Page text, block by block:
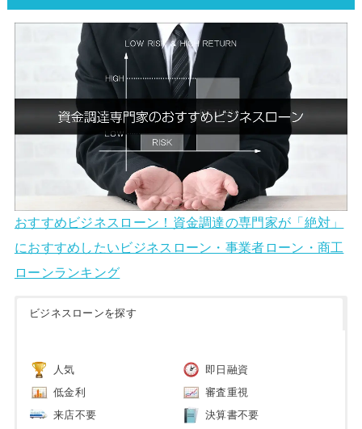
おすすめビジネスローン！資金調達の専門家が「絶対」
におすすめしたいビジネスローン・事業者ローン・商工
ローンランキング
ビジネスローンを探す
人気 即日融資
低金利 審査重視
来店不要 決算書不要